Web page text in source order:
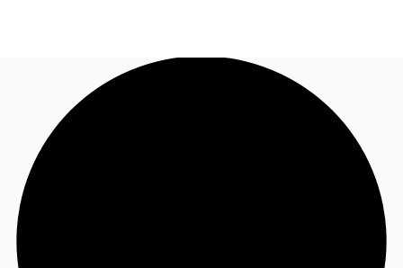
Blog
Données marchés
Appelez maintenant